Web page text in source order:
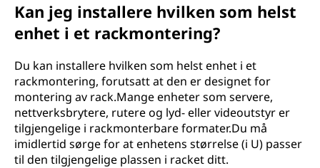
Kan jeg installere hvilken som helst
enhet i et rackmontering?
Du kan installere hvilken som helst enhet i et
rackmontering, forutsatt at den er designet for
montering av rack.Mange enheter som servere,
nettverksbrytere, rutere og lyd- eller videoutstyr er
tilgjengelige i rackmonterbare formater.Du må
imidlertid sørge for at enhetens størrelse (i U) passer
til den tilgjengelige plassen i racket ditt.